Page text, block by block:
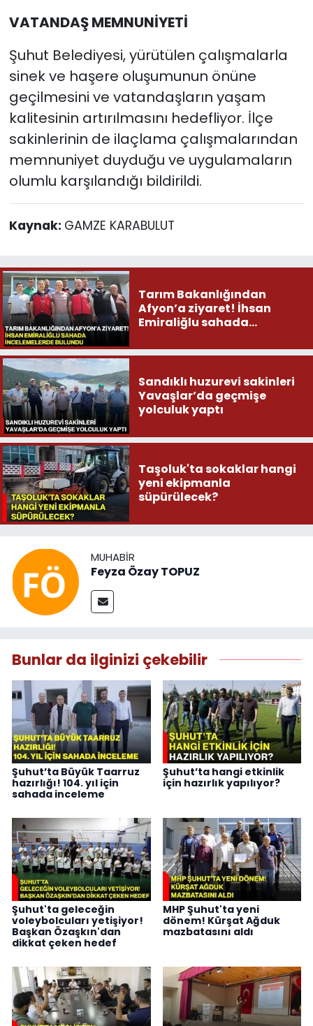
VATANDAŞ MEMNUNİYETİ
Şuhut Belediyesi, yürütülen çalışmalarla
sinek ve haşere oluşumunun önüne
geçilmesini ve vatandaşların yaşam
kalitesinin artırılmasını hedefliyor. İlçe
sakinlerinin de ilaçlama çalışmalarından
memnuniyet duyduğu ve uygulamaların
olumlu karşılandığı bildirildi.
Kaynak: GAMZE KARABULUT
Tarım Bakanlığından
Afyon’a ziyaret! İhsan
Emiraliğlu sahada
Sandıklı huzurevi sakinleri
Yavaşlar’da geçmişe
yolculuk yaptı
Taşoluk'ta sokaklar hangi
yeni ekipmanla
süpürülecek?
MUHABIR
Feyza Özay TOPUZ
Bunlar da ilginizi çekebilir
Şuhut’ta Büyük Taarruz
hazırlığı! 104. yıl için
sahada inceleme
Şuhut’ta hangi etkinlik
için hazırlık yapılıyor?
Şuhut'ta geleceğin
voleybolcuları yetişiyor!
Başkan Özaşkın'dan
dikkat çeken hedef
MHP Şuhut'ta yeni
dönem! Kürşat Ağduk
mazbatasını aldı